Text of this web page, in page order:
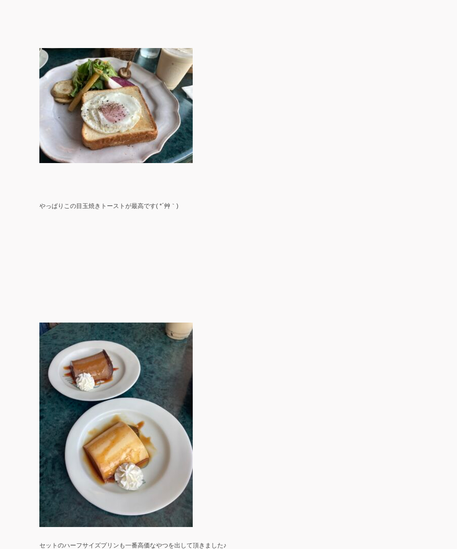
やっぱりこの目玉焼きトーストが最高です( *´艸｀)
セットのハーフサイズプリンも一番高価なやつを出して頂きました♪